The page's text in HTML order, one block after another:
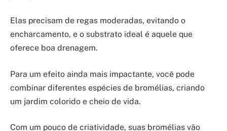
Elas precisam de regas moderadas, evitando o
encharcamento, e o substrato ideal é aquele que
oferece boa drenagem.
Para um efeito ainda mais impactante, você pode
combinar diferentes espécies de bromélias, criando
um jardim colorido e cheio de vida.
Com um pouco de criatividade, suas bromélias vão